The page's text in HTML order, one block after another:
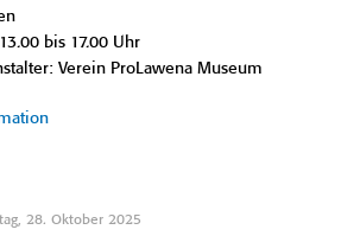
bis 17.00 Uhr
Verein ProLawena Museum
28. Oktober 2025